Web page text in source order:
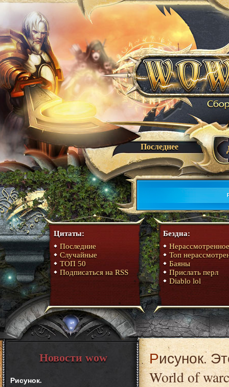
Последнее
Цитаты:
Последние
Случайные
ТОП 50
Подписаться на RSS
Бездна:
Нерассмотренное
Топ
Баяны
Прислать перл
Diablo lol
Новости wow
Рисунок.
Рисунок. Это один из материалов сборника юмора
World of